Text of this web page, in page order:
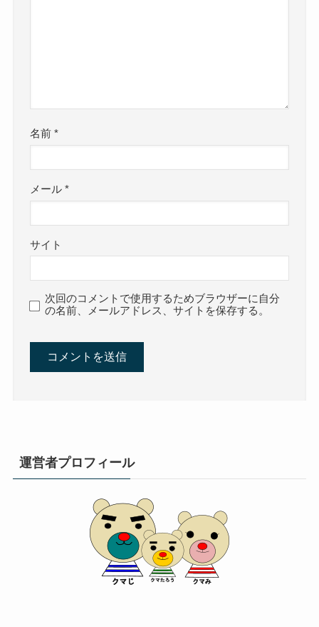
名前*
メール*
サイト
次回のコメントで使用するためブラウザーに自分
の名前、メールアドレス、サイトを保存する。
運営者プロフィール